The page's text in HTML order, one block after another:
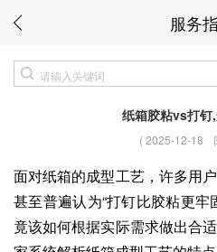
服务
纸箱胶粘vs打钉
(2025-12-18
面对纸箱的成型工艺，许多用
甚至普遍认为“打钉比胶粘更
竟该如何根据实际需求做出合